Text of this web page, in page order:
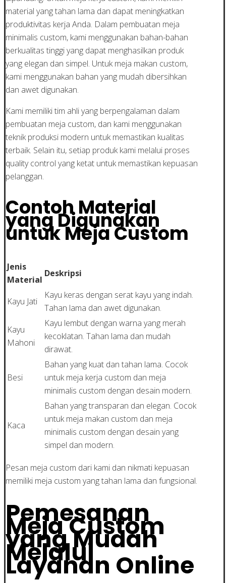
material yang tahan lama dan dapat meningkatkan
produktivitas kerja Anda. Dalam pembuatan meja
minimalis custom, kami menggunakan bahan-bahan
berkualitas tinggi yang dapat menghasilkan produk
yang elegan dan simpel. Untuk meja makan custom,
kami menggunakan bahan yang mudah dibersihkan
dan awet digunakan.
Kami memiliki tim ahli yang berpengalaman dalam
pembuatan meja custom, dan kami menggunakan
teknik produksi modern untuk memastikan kualitas
terbaik. Selain itu, setiap produk kami melalui proses
quality control yang ketat untuk memastikan kepuasan
pelanggan.
Contoh Material
yang Digunakan
untuk Meja Custom
Jenis
Material
Deskripsi
Kayu Jati
Kayu keras dengan serat kayu yang indah.
Tahan lama dan awet digunakan.
Kayu
Mahoni
Kayu lembut dengan warna yang merah
kecoklatan. Tahan lama dan mudah
dirawat.
Besi
Bahan yang kuat dan tahan lama. Cocok
untuk meja kerja custom dan meja
minimalis custom dengan desain modern.
Kaca
Bahan yang transparan dan elegan. Cocok
untuk meja makan custom dan meja
minimalis custom dengan desain yang
simpel dan modern.
Pesan meja custom dari kami dan nikmati kepuasan
memiliki meja custom yang tahan lama dan fungsional.
Pemesanan
Meja Custom
yang Mudah
Melalui
Layanan Online